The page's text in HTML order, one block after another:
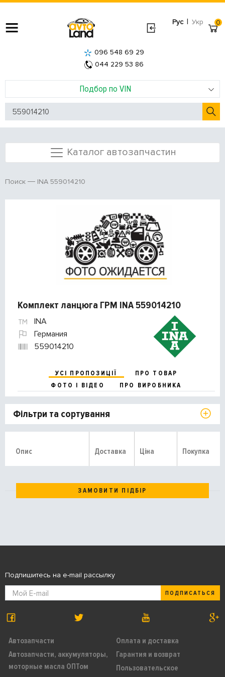
Рус | Укр
Подбор по VIN
096 548 69 29
044 229 53 86
0
Каталог автозапчастин
Поиск INA 559014210
Комплект ланцюга ГРМ INA 559014210
INA
Германия
559014210
УСІ ПРОПОЗИЦІЇ
ПРО ТОВАР
ФОТО І ВІДЕО
ПРО ВИРОБНИКА
Фільтри та сортування
Опис Доставка Ціна Покупка
ЗАМОВИТИ ПІДБІР
Автозапчасти
Автозапчасти, аккумуляторы,
моторные масла ОПТом
Оплата и доставка
Гарантия и возврат
Пользовательское
Подпишитесь на e-mail рассылку
ПОДПИСАТЬСЯ